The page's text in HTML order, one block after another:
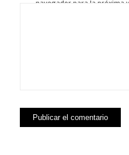
navegador para la próxima